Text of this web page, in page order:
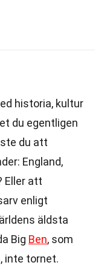
historia, kultur
du egentligen
du att
England,
Eller att
enligt
äldsta
Big Ben, som
inte tornet.